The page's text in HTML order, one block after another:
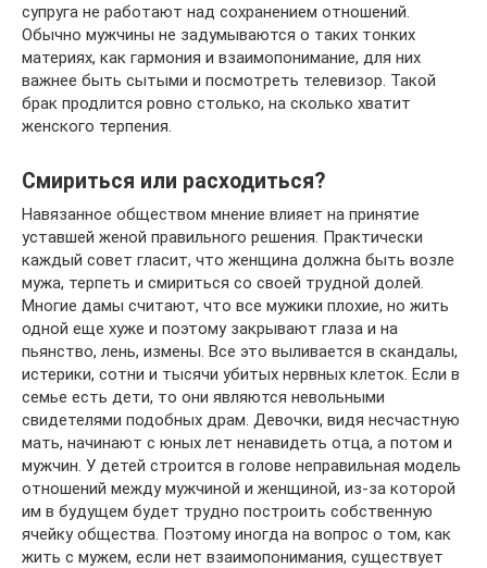
супруга не работают над сохранением отношений.
Обычно мужчины не задумываются о таких тонких
материях, как гармония и взаимопонимание, для них
важнее быть сытыми и посмотреть телевизор. Такой
брак продлится ровно столько, на сколько хватит
женского терпения.
Смириться или расходиться?
Навязанное обществом мнение влияет на принятие
уставшей женой правильного решения. Практически
каждый совет гласит, что женщина должна быть возле
мужа, терпеть и смириться со своей трудной долей.
Многие дамы считают, что все мужики плохие, но жить
одной еще хуже и поэтому закрывают глаза и на
пьянство, лень, измены. Все это выливается в скандалы,
истерики, сотни и тысячи убитых нервных клеток. Если в
семье есть дети, то они являются невольными
свидетелями подобных драм. Девочки, видя несчастную
мать, начинают с юных лет ненавидеть отца, а потом и
мужчин. У детей строится в голове неправильная модель
отношений между мужчиной и женщиной, из-за которой
им в будущем будет трудно построить собственную
ячейку общества. Поэтому иногда на вопрос о том, как
жить с мужем, если нет взаимопонимания, существует